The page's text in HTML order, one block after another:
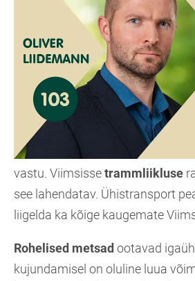
vastu. Viimsissetrammliikluse
see lahendatav. Ühistransport
liigelda ka kõige kaugemate
Rohelised metsad ootavad
kujundamisel on oluline luua